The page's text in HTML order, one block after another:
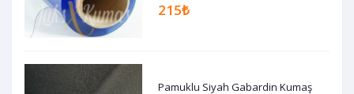
215₺
Pamuklu Siyah Gabardin Kumaş